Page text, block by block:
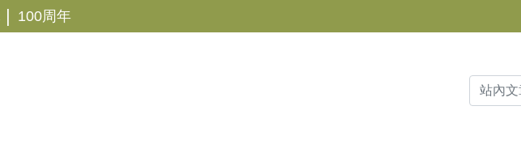
| 100周年